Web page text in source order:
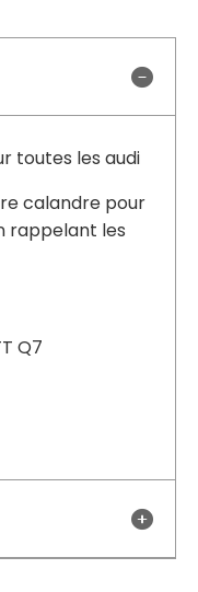
toutes les audi
calandre pour
rappelant les
Q7